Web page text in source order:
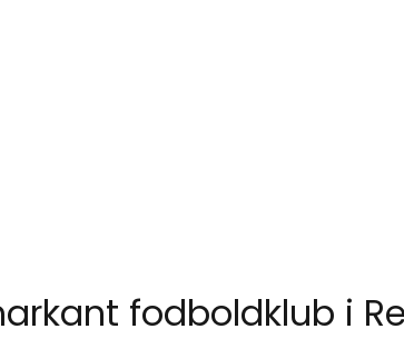
fodboldklub i